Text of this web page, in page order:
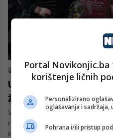
nk 2 3. Marta 2024.
U Konjicu
žena: Ko su
Večeras je u Konjicu obilježen
ravnopravnosti svečanošću na
kategorije.…
Portal Novikonjic.ba
korištenje ličnih
Personalizirano
oglašavanja i sadržaja,
Pohrana i/ili pristup